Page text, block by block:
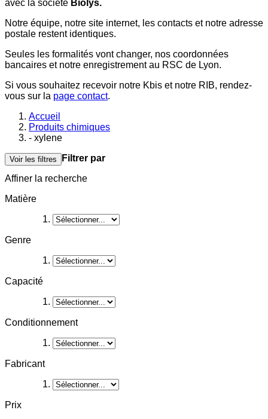
avec la société Biolys.
Notre équipe, notre site internet, les contacts et notre adresse
postale restent identiques.
Seules les formalités vont changer, nos coordonnées
bancaires et notre enregistrement au RSC de Lyon.
Si vous souhaitez recevoir notre Kbis et notre RIB, rendez-
vous sur la page contact.
Accueil
Produits chimiques
- xylene
Voir les filtres
Filtrer par
Affiner la recherche
Matière
Genre
Capacité
Conditionnement
Fabricant
Prix